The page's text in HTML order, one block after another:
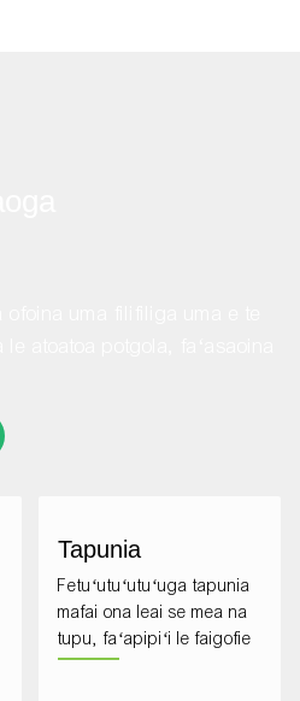
Tapunia
Fetuʻutuʻutuʻuga tapunia
mafai ona leai se mea na
tupu, faʻapipiʻi le faigofie